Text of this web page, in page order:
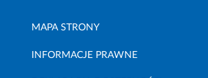
MAPA STRONY
INFORMACJE PRAWNE